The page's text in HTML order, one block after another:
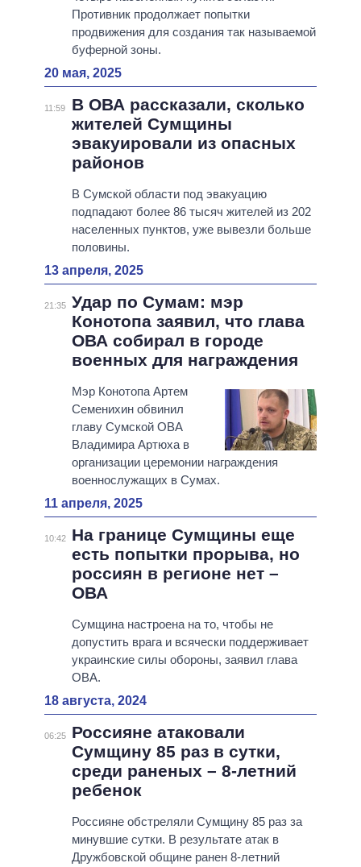
Противник продолжает попытки
продвижения для создания так называемой
буферной зоны.
20 мая, 2025
11:59
В ОВА рассказали, сколько
жителей Сумщины
эвакуировали из опасных
районов
В Сумской области под эвакуацию
подпадают более 86 тысяч жителей из 202
населенных пунктов, уже вывезли больше
половины.
13 апреля, 2025
21:35 Удар по Сумам: мэр
Конотопа заявил, что глава
ОВА собирал в городе
военных для награждения
Мэр Конотопа Артем
Семенихин обвинил
главу Сумской ОВА
Владимира Артюха в
организации церемонии награждения
военнослужащих в Сумах.
11 апреля, 2025
10:42
На границе Сумщины еще
есть попытки прорыва, но
россиян в регионе нет –
ОВА
Сумщина настроена на то, чтобы не
допустить врага и всячески поддерживает
украинские силы обороны, заявил глава
ОВА.
18 августа, 2024
06:25
Россияне атаковали
Сумщину 85 раз в сутки,
среди раненых – 8-летний
ребенок
Россияне обстреляли Сумщину 85 раз за
минувшие сутки. В результате атак в
Дружбовской общине ранен 8-летний